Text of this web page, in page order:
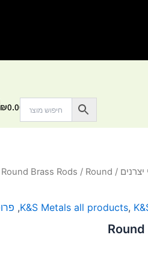
₪0.00
/
Round Brass Rods / Round
K&S Metals all products,
,
Round